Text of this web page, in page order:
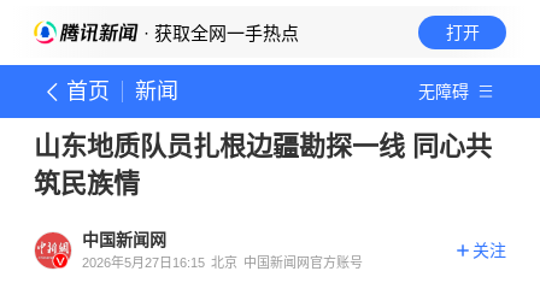
· 获取全网一手热点 打开
首页 新闻 无障碍
山东地质队员扎根边疆勘探一线 同心共
筑民族情
中国新闻网
2026年5月27日16:15 北京 中国新闻网官方账号
关注